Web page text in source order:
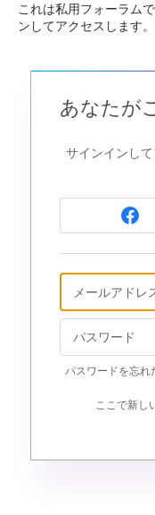
これは私用フォーラム
ンしてアクセスします。
あなたが
サインインし
パスワードを忘れ
ここで新し